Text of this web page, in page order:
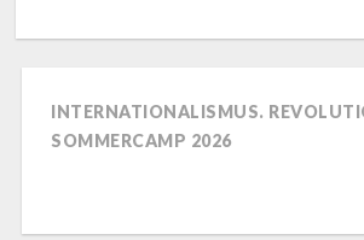
INTERNATIONALISMUS.
SOMMERCAMP 2026